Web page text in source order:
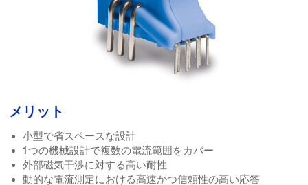
メリット
小型で省スペースな設計
1つの機械設計で複数の電流範囲をカバー
外部磁気干渉に対する高い耐性
動的な電流測定における高速かつ信頼性の高い応答